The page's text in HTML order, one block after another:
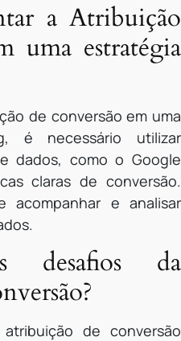
a Atribuição
uma estratégia
de conversão em uma
é necessário utilizar
dados, como o Google
claras de conversão.
acompanhar e analisar
desafios da
de conversão